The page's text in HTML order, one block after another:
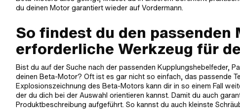
du deinen Motor garantiert wieder auf Vordermann.
So findest du den
erforderliche Werkzeug für
Bist du auf der Suche nach der passenden Kupplungshebelfeder,
deinen Beta-Motor? Oft ist es gar nicht so einfach, das passende
Explosionszeichnung des Beta-Motors kann dir in so einem Fall
der du dich bei der Auswahl orientieren kannst. Damit du auch
Produktbeschreibung aufgeführt. So kannst du auch kleinste